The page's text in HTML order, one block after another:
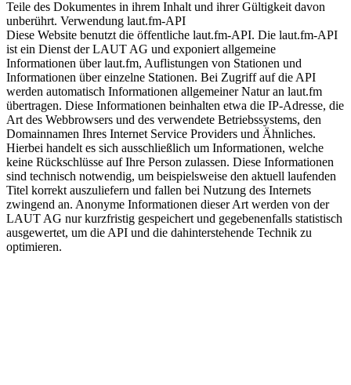
Teile des Dokumentes in ihrem Inhalt und ihrer Gültigkeit davon
unberührt. Verwendung laut.fm-API
Diese Website benutzt die öffentliche laut.fm-API. Die laut.fm-API
ist ein Dienst der LAUT AG und exponiert allgemeine
Informationen über laut.fm, Auflistungen von Stationen und
Informationen über einzelne Stationen. Bei Zugriff auf die API
werden automatisch Informationen allgemeiner Natur an laut.fm
übertragen. Diese Informationen beinhalten etwa die IP-Adresse, die
Art des Webbrowsers und des verwendete Betriebssystems, den
Domainnamen Ihres Internet Service Providers und Ähnliches.
Hierbei handelt es sich ausschließlich um Informationen, welche
keine Rückschlüsse auf Ihre Person zulassen. Diese Informationen
sind technisch notwendig, um beispielsweise den aktuell laufenden
Titel korrekt auszuliefern und fallen bei Nutzung des Internets
zwingend an. Anonyme Informationen dieser Art werden von der
LAUT AG nur kurzfristig gespeichert und gegebenenfalls statistisch
ausgewertet, um die API und die dahinterstehende Technik zu
optimieren.